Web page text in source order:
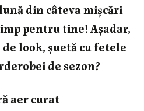
din câteva mișcări
pentru tine! Așadar,
look, șuetă cu fetele
de sezon?
aer curat